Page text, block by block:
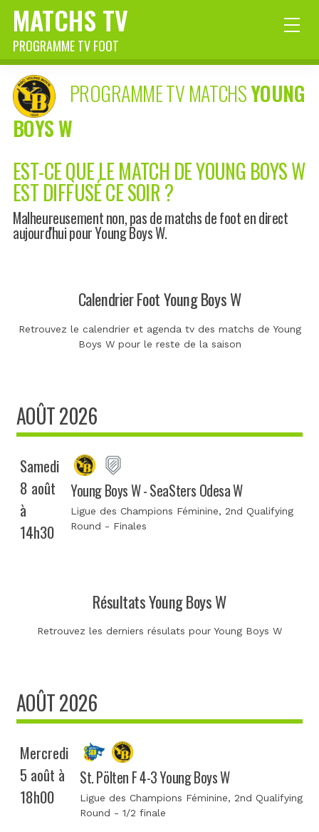
MATCHS TV
PROGRAMME TV FOOT
PROGRAMME TV MATCHSYOUNG
BOYS W
EST-CE QUE LE MATCH DE YOUNG BOYS W
EST DIFFUSÉ CE SOIR ?
Malheureusement non, pas de matchs de foot en direct
aujourd'hui pour Young Boys W.
Calendrier Foot Young Boys W
Retrouvez le calendrier et agenda tv des matchs de Young
Boys W pour le reste de la saison
AOÛT 2026
Samedi
8 août
à
14h30
Young Boys W - SeaSters Odesa W
Ligue des Champions Féminine, 2nd Qualifying
Round - Finales
Résultats Young Boys W
Retrouvez les derniers résulats pour Young Boys W
AOÛT 2026
Mercredi
5 août à
18h00
St. Pölten F 4-3 Young Boys W
Ligue des Champions Féminine, 2nd Qualifying
Round - 1/2 finale